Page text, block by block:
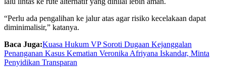
“Perlu ada pengalihan ke jalur atas agar risiko kecelakaan dapat
diminimalisir,” katanya.
Baca Juga:Kuasa Hukum VP Soroti Dugaan Kejanggalan
Penanganan Kasus Kematian Veronika Afriyana Iskandar, Minta
Penyidikan Transparan